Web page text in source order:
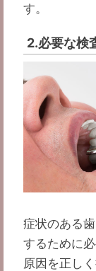
す。
2.必要な検
症状のある
するために
原因を正し